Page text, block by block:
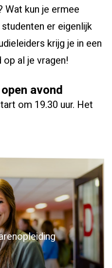
Wat kun je ermee
er eigenlijk
krijg je in een
al je vragen!
avond
om 19.30 uur. Het